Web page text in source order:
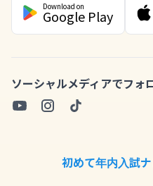
Download on
Google Play
ソーシャルメディアでフォ
初めて年内入試